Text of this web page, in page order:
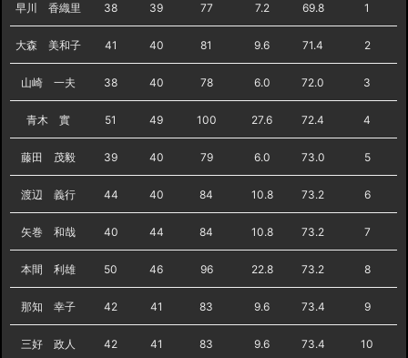
早川 香織里 38 39 77 7.2 69.8 1
大森 美和子 41 40 81 9.6 71.4 2
山崎 一夫 38 40 78 6.0 72.0 3
青木 實 51 49 100 27.6 72.4 4
藤田 茂毅 39 40 79 6.0 73.0 5
渡辺 義行 44 40 84 10.8 73.2 6
矢巻 和哉 40 44 84 10.8 73.2 7
本間 利雄 50 46 96 22.8 73.2 8
那知 幸子 42 41 83 9.6 73.4 9
三好 政人 42 41 83 9.6 73.4 10